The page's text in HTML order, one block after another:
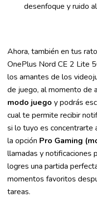
desenfoque y ruido
Ahora, también en tus
OnePlus Nord CE 2 Lite
los amantes de los
de juego, al momento de
modo juego y podrás
cual te permite recibir
si lo tuyo es concentrarte
la opción Pro Gaming
llamadas y notificaciones
logres una partida
momentos favoritos
tareas.